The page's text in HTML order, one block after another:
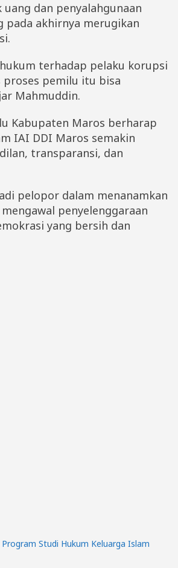
dan penyalahgunaan
pada akhirnya merugikan
terhadap pelaku korupsi
pemilu itu bisa
Mahmuddin.
Kabupaten Maros berharap
IAI DDI Maros semakin
transparansi, dan
pelopor dalam menanamkan
penyelenggaraan
yang bersih dan
Program Studi Hukum Keluarga Islam